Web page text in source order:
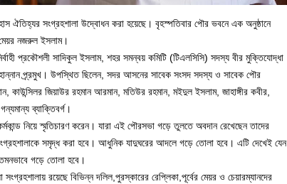
ঐতিহ্যর সংগ্রহশালা উদ্বোধন করা হয়েছে। বৃহস্পতিবার পৌর ভবনে এক অনুষ্ঠানে
নজরুল ইসলাম।
প্রকৌশলী সাদিকুল ইসলাম, শহর সমন্বয় কমিটি (টিএলসিসি) সদস্য বীর মুক্তিযোদ্ধা
প্র্রমুখ। উপস্থিত ছিলেন, সদর আসনের সাবেক সংসদ সদস্য ও সাবেক পৌর
কাউন্সিলর জিয়াউর রহমান আরমান, মতিউর রহমান, মইদুল ইসলাম, জাহাঙ্গীর কবীর,
ব্যাক্তিবর্গ।
নিয়ে স্মৃতিচারণ করেন। যারা এই পৌরসভা গড়ে তুলতে অবদান রেখেছেন তাদের
সমৃদ্ধ করা হবে। আধুনিক যাদুঘরের আদলে গড়ে তোলা হবে। এটি দেখেই যেন
গড়ে তোলা হবে।
রয়েছে বিভিন্ন দলিল,পুরস্কারের রেপ্লিকা,পূর্বের মেয়র ও চেয়ারম্যানদের